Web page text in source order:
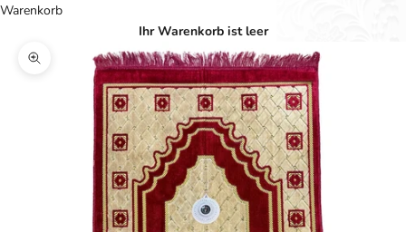
Warenkorb
Ihr Warenkorb ist leer
Bild vergrößern